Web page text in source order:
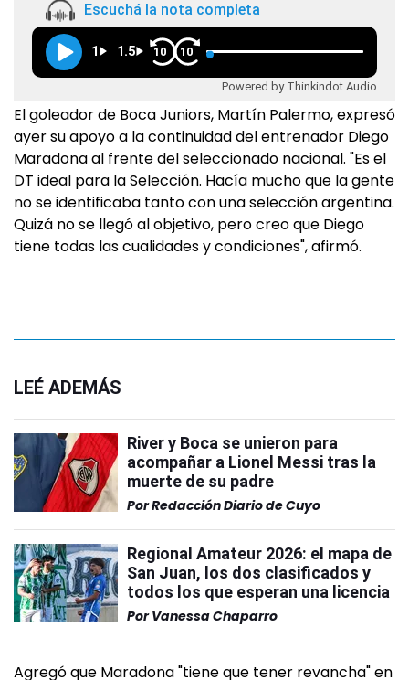
Escuchá la nota completa
1 1.5 10 10
Powered by Thinkindot Audio
El goleador de Boca Juniors, Martín Palermo, expresó
ayer su apoyo a la continuidad del entrenador Diego
Maradona al frente del seleccionado nacional. "Es el
DT ideal para la Selección. Hacía mucho que la gente
no se identificaba tanto con una selección argentina.
Quizá no se llegó al objetivo, pero creo que Diego
tiene todas las cualidades y condiciones", afirmó.
LEÉ ADEMÁS
River y Boca se unieron para
acompañar a Lionel Messi tras la
muerte de su padre
PorRedacción Diario de Cuyo
Regional Amateur 2026: el mapa de
San Juan, los dos clasificados y
todos los que esperan una licencia
Por Vanessa Chaparro
Agregó que Maradona "tiene que tener revancha" en